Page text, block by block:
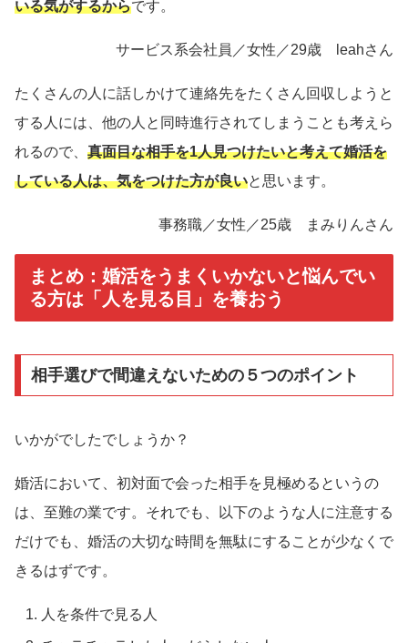
いる気がするからです。
サービス系会社員／女性／29歳 leahさん
たくさんの人に話しかけて連絡先をたくさん回収しようと
する人には、他の人と同時進行されてしまうことも考えら
れるので、 真面目な相手を1人見つけたいと考えて婚活を
している人は、気をつけた方が良いと思います。
事務職／女性／25歳 まみりんさん
まとめ：婚活をうまくいかないと悩んでい
る方は「人を見る目」を養おう
相手選びで間違えないための５つのポイント
いかがでしたでしょうか？
婚活において、初対面で会った相手を見極めるというの
は、至難の業です。それでも、以下のような人に注意する
だけでも、婚活の大切な時間を無駄にすることが少なくで
きるはずです。
人を条件で見る人